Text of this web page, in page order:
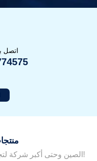
اتصل
الصين وحتى أكبر شركة لتجارة آلات البناء المستعملة في آسيا!